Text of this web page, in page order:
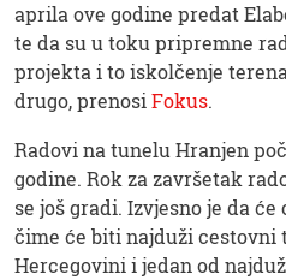
aprila ove godine predat
te da su u toku pripremne
projekta i to iskolčenje
drugo, prenosiFokus.
Radovi na tunelu Hranjen
godine. Rok za završetak
se još gradi. Izvjesno je da
čime će biti najduži cestovni
Hercegovini i jedan od